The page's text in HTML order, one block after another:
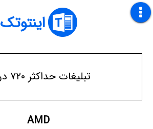
اینتوتک
تبلیغات حداکثر ۷۲۰ در ۹۰
AMD